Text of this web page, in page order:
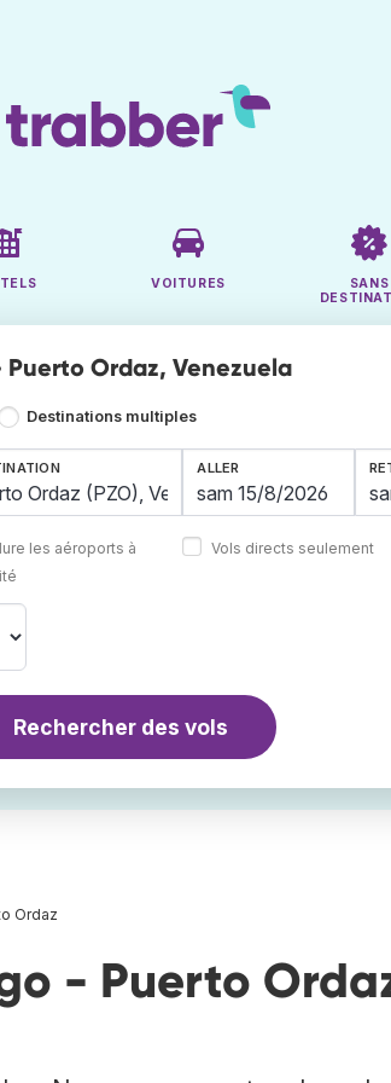
VOITURES
SANS
Ordaz, Venezuela
Destinations multiples
les aéroports à
ALLER
Vols directs seulement
Rechercher des vols
Ordaz
- Puerto